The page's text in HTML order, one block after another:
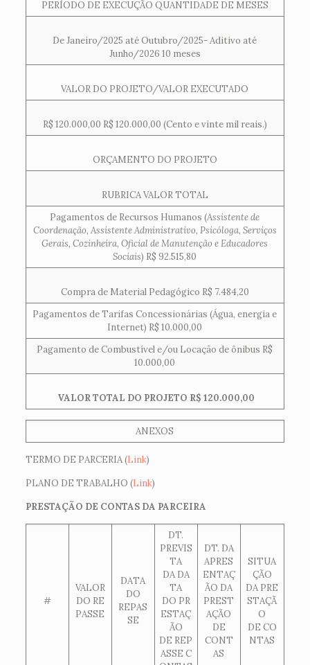
PERÍODO DE EXECUÇÃO QUANTIDADE DE MESES
De Janeiro/2025 até Outubro/2025- Aditivo até
Junho/2026 10 meses
VALOR DO PROJETO/VALOR EXECUTADO
R$ 120.000,00 R$ 120.000,00 (Cento e vinte mil reais.)
ORÇAMENTO DO PROJETO
RUBRICA VALOR TOTAL
Pagamentos de Recursos Humanos (Assistente de
Coordenação, Assistente Administrativo, Psicóloga, Serviços
Gerais, Cozinheira, Oficial de Manutenção e Educadores
Sociais) R$ 92.515,80
Compra de Material Pedagógico R$ 7.484,20
Pagamentos de Tarifas Concessionárias (Água, energia e
Internet) R$ 10.000,00
Pagamento de Combustível e/ou Locação de ônibus R$
10.000,00
VALOR TOTAL DO PROJETO R$ 120.000,00
ANEXOS
TERMO DE PARCERIA (Link)
PLANO DE TRABALHO (Link)
PRESTAÇÃO DE CONTAS DA PARCEIRA
#
VALOR
DO RE
PASSE
DATA
DO
REPAS
SE
DT.
PREVIS
TA
DA DA
TA
DO PR
ESTAÇ
ÃO
DE REP
ASSE C
DT. DA
APRES
ENTAÇ
ÃO DA
PREST
AÇÃO
DE
CONT
AS
SITUA
ÇÃO
DA PRE
STAÇÃ
O
DE CO
NTAS